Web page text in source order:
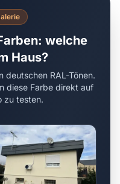
welche
Haus?
deutschen RAL-Tönen.
diese Farbe direkt auf
zu testen.